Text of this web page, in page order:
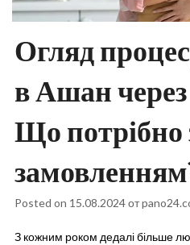
Огляд
в Ашан
Що потрібно
Posted on 15.08.2024от
З кожним роком дедалі більше